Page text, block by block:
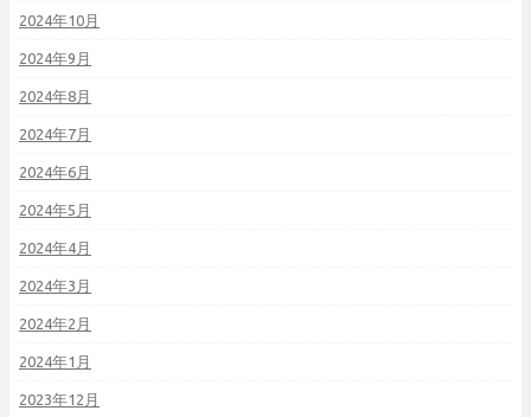
2024年10月
2024年9月
2024年8月
2024年7月
2024年6月
2024年5月
2024年4月
2024年3月
2024年2月
2024年1月
2023年12月